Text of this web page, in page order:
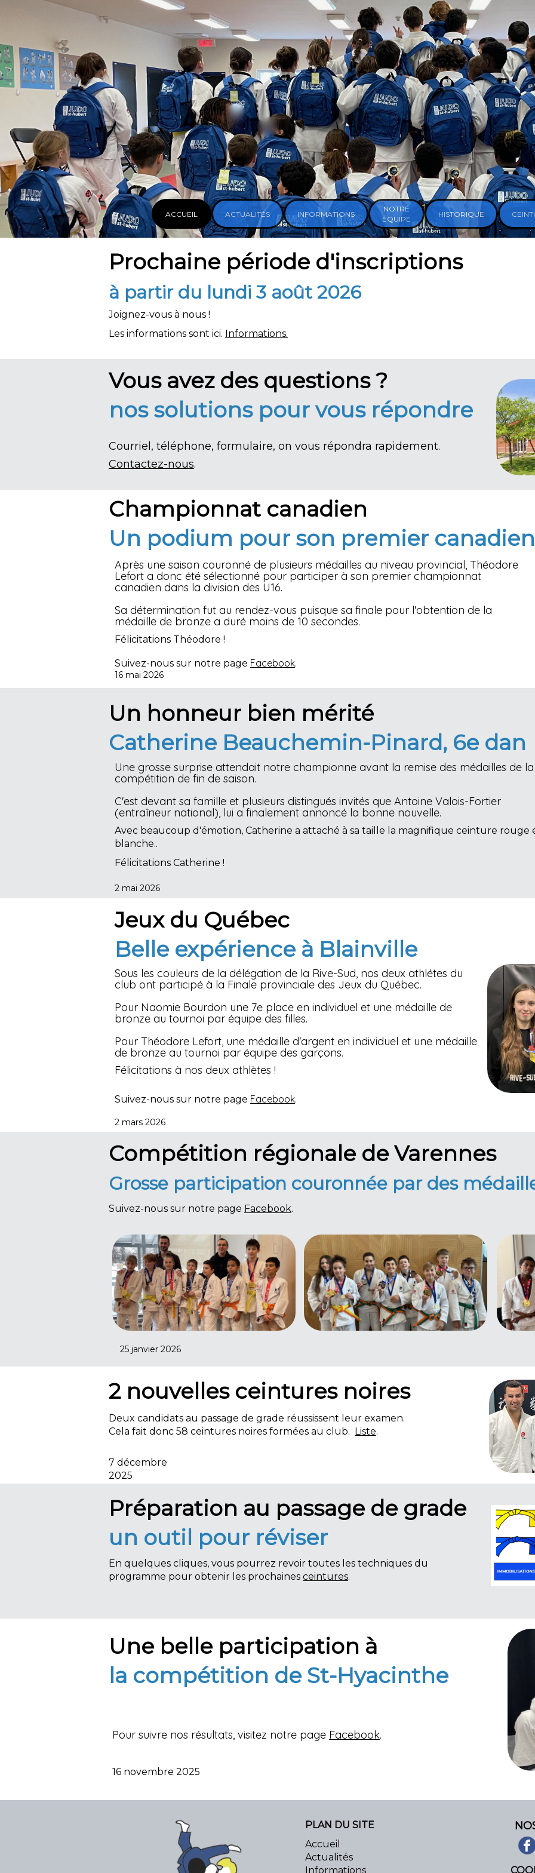
ACCUEIL ACTUALITÉS INFORMATIONS
NOTRE
ÉQUIPE
HISTORIQUE
Prochaine période d'inscriptions
à partir du lundi 3 août 2026
Joignez-vous à nous !
Les informations sont ici. Informations.
Vous avez des questions ?
nos solutions pour vous répondre
Courriel, téléphone, formulaire, on vous répondra rapidement.
Contactez-nous.
Championnat canadien
Un podium pour son premier canadien
Après une saison couronné de plusieurs médailles au niveau provincial, Théodore
Lefort a donc été sélectionné pour participer à son premier championnat
canadien dans la division des U16.
Sa détermination fut au rendez-vous puisque sa finale pour l'obtention de la
médaille de bronze a duré moins de 10 secondes.
Félicitations Théodore !
Suivez-nous sur notre page Facebook.
16 mai 2026
Un honneur bien mérité
Catherine Beauchemin-Pinard, 6e dan
Une grosse surprise attendait notre championne avant la remise des médailles de la
compétition de fin de saison.
C'est devant sa famille et plusieurs distingués invités que Antoine Valois-Fortier
(entraîneur national), lui a finalement annoncé la bonne nouvelle.
Avec beaucoup d'émotion, Catherine a attaché à sa taille la magnifique ceinture rouge
blanche..
Félicitations Catherine !
2 mai 2026
Jeux du Québec
Belle expérience à Blainville
Sous les couleurs de la délégation de la Rive-Sud, nos deux athlétes du
club ont participé à la Finale provinciale des Jeux du Québec.
Pour Naomie Bourdon une 7e place en individuel et une médaille de
bronze au tournoi par équipe des filles.
Pour Théodore Lefort, une médaille d'argent en individuel et une médaille
de bronze au tournoi par équipe des garçons.
Félicitations à nos deux athlètes !
Suivez-nous sur notre page Facebook.
2 mars 2026
Compétition régionale de Varennes
Grosse participation couronnée par des
Suivez-nous sur notre page Facebook.
25 janvier 2026
2 nouvelles ceintures noires
Deux candidats au passage de grade réussissent leur examen.
Cela fait donc 58 ceintures noires formées au club. Liste.
7 décembre
2025
Préparation au passage de grade
un outil pour réviser
En quelques cliques, vous pourrez revoir toutes les techniques du
programme pour obtenir les prochaines ceintures.
Une belle participation à
la compétition de St-Hyacinthe
Pour suivre nos résultats, visitez notre page Facebook.
16 novembre 2025
PLAN DU SITE
Accueil
Actualités
Informations